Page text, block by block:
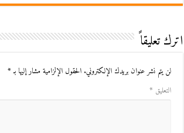
اترك تعليقاً
لن يتم نشر عنوان بريدك الإلكتروني. الحقول الإلزامية مشار إليها بـ*
التعليق *